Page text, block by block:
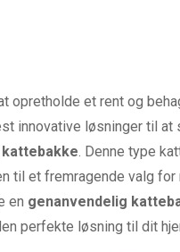
et rent og
innovative løsninger til
kattebakke. Denne type
til et fremragende valg
en genanvendelig
perfekte løsning til dit